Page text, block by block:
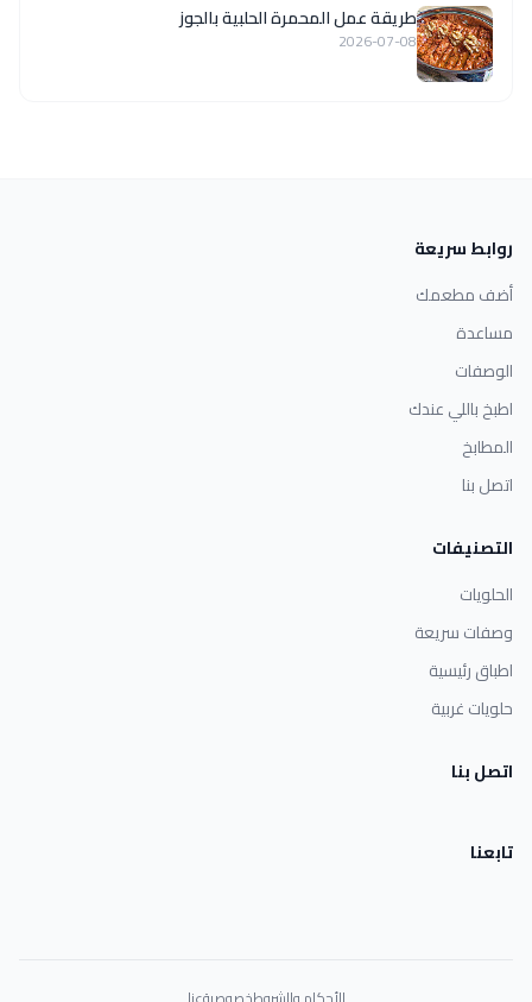
طريقة عمل المحمرة الحلبية بالجوز
2026-07-08
روابط سريعة
أضف مطعمك
مساعدة
الوصفات
اطبخ باللي عندك
المطابخ
اتصل بنا
التصنيفات
الحلويات
وصفات سريعة
اطباق رئيسية
حلويات غربية
اتصل بنا
تابعنا